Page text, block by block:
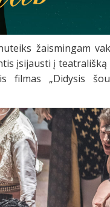
žaismingam
įsijausti į
filmas „Didysis šou